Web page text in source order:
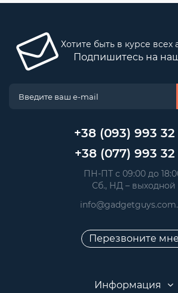
Хотите быть в курсе всех
Подпишитесь на
+38 (093) 993 32
+38 (077) 993 32
ПН-ПТ с 09:00 до
Сб., НД – выходной
Перезвоните мне
Информация